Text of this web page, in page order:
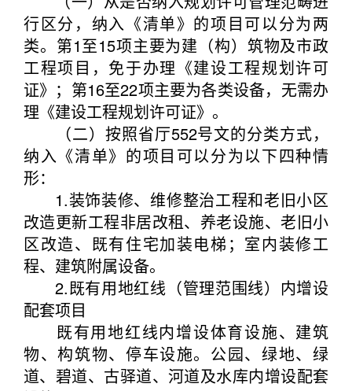
行区分，纳入《清单》的项目可以分为两
类。第1至15项主要为建（构）筑物及市政
工程项目，免于办理《建设工程规划许可
证》；第16至22项主要为各类设备，无需办
理《建设工程规划许可证》。
（二）按照省厅552号文的分类方式，
纳入《清单》的项目可以分为以下四种情
形：
1.装饰装修、维修整治工程和老旧小区
改造更新工程非居改租、养老设施、老旧小
区改造、既有住宅加装电梯；室内装修工
程、建筑附属设备。
2.既有用地红线（管理范围线）内增设
配套项目
既有用地红线内增设体育设施、建筑
物、构筑物、停车设施。公园、绿地、绿
道、碧道、古驿道、河道及水库内增设配套